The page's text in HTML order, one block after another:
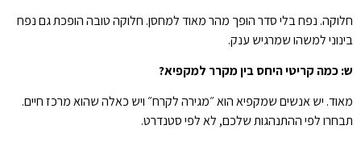
חלוקה. נפח בלי סדר הופך מהר מאוד למחסן. חלוקה טובה הופכת גם נפח
בינוני למשהו שמרגיש ענק.
ש: כמה קריטי היחס בין מקרר למקפיא?
מאוד. יש אנשים שמקפיא הוא ״מגירה לקרח״ ויש כאלה שהוא מרכז חיים.
תבחרו לפי ההתנהגות שלכם, לא לפי סטנדרט.